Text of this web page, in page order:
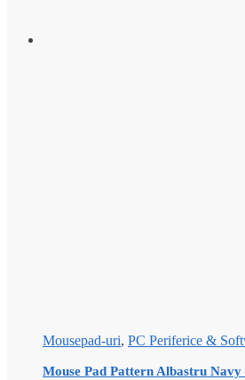
Mousepad-uri, PC Periferice &
Mouse Pad Pattern Albastru